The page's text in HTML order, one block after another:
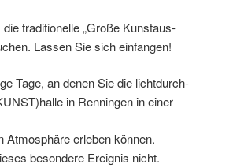
die traditionelle „Große Kunstaus-
Lassen Sie sich einfangen!
Tage, an denen Sie die lichtdurch-
in Renningen in einer
Atmosphäre erleben können.
besondere Ereignis nicht.